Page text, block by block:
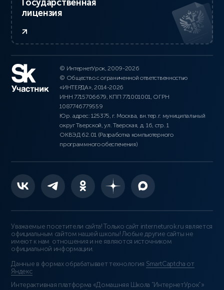
Государственная
лицензия
© ИнтернетУрок, 2009-2026
© Общество с ограниченной ответственностью
«ИНТЕРДА», 2014-2026
ИНН 7715706679, КПП 771001001, ОГРН
1087746779559
Юр. адрес: 125375, г. Москва, вн.тер.г. муниципальный
округ Тверской, ул. Тверская, д. 16, стр. 1
ОКВЭД 62.01 (Разработка компьютерного
программного обеспечения)
Уважаемые посетители сайта! Только сайт interneturok.ru является
официальным сайтом нашей школы! Любые другие сайты не
имеют к нам отношения и не являются источником
официальной информации.
Данные в формах обрабатывает технология SmartCaptcha от
Яндекс
Интерактивная платформа «Домашняя Школа “ИнтернетУрок”»